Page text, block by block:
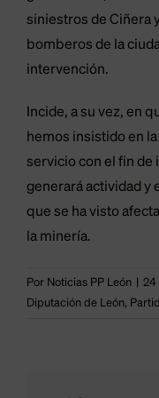
siniestros de Ciñera
bomberos de la
intervención.
Incide, a su vez, en
hemos insistido en
servicio con el fin de
generará actividad y
que se ha visto
la minería.
Por Noticias PP León 24
Diputación de León,
El
la